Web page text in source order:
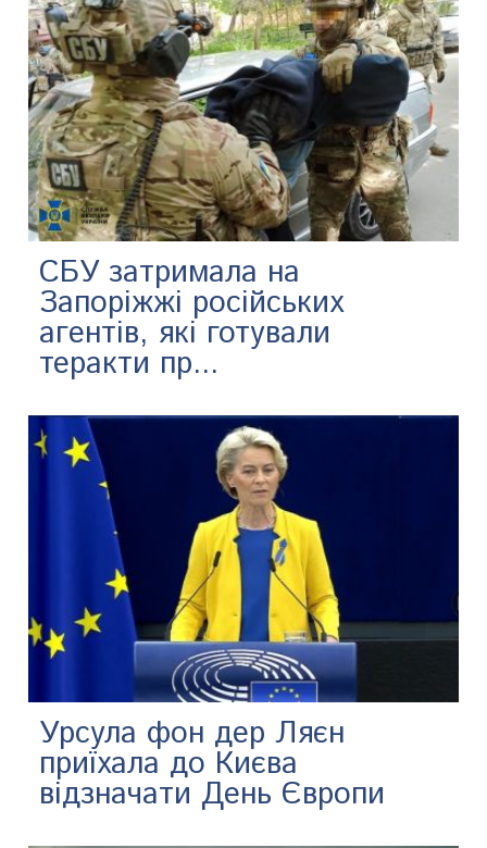
СБУ затримала на
Запоріжжі російських
агентів, які готували
теракти пр...
Урсула фон дер Ляєн
приїхала до Києва
відзначати День Європи